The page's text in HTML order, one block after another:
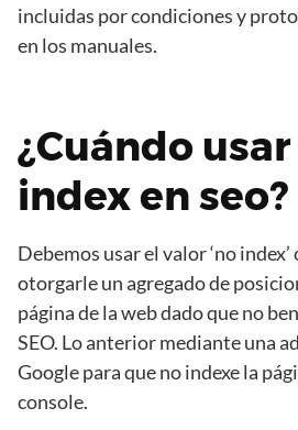
incluidas por condiciones y
en los manuales.
¿Cuándo
index en seo?
Debemos usar el valor ‘no
otorgarle un agregado de
página de la web dado que no
SEO. Lo anterior mediante una
Google para que no indexe la
console.